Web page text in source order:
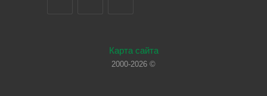
Карта сайта
2000-2026 ©